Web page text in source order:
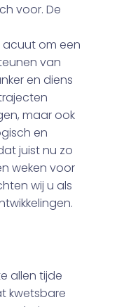
voor. De
om een
van
en diens
maar ook
en
juist nu zo
weken voor
wij u als
allen tijde
kwetsbare